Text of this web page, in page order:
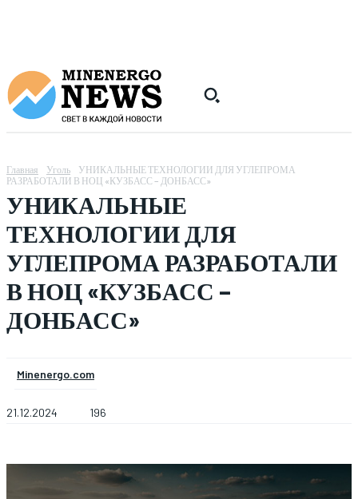
Главная Уголь
УНИКАЛЬНЫЕ ТЕХНОЛОГИИ ДЛЯ УГЛЕПРОМА
РАЗРАБОТАЛИ В НОЦ «КУЗБАСС – ДОНБАСС»
УНИКАЛЬНЫЕ
ТЕХНОЛОГИИ ДЛЯ
УГЛЕПРОМА РАЗРАБОТАЛИ
В НОЦ «КУЗБАСС –
ДОНБАСС»
Minenergo.com
21.12.2024 196